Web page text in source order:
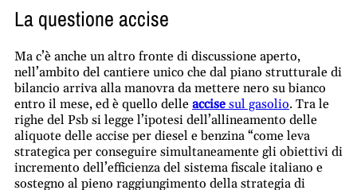
La questione accise
Ma c’è anche un altro fronte di discussione aperto,
nell’ambito del cantiere unico che dal piano strutturale di
bilancio arriva alla manovra da mettere nero su bianco
entro il mese, ed è quello delle accise sul gasolio. Tra le
righe del Psb si legge l’ipotesi dell’allineamento delle
aliquote delle accise per diesel e benzina “come leva
strategica per conseguire simultaneamente gli obiettivi di
incremento dell’efficienza del sistema fiscale italiano e
sostegno al pieno raggiungimento della strategia di